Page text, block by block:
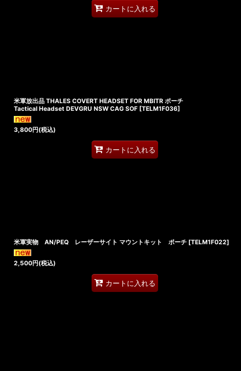
カートに入れる
米軍放出品 THALES COVERT HEADSET FOR MBITR ポーチ
Tactical Headset DEVGRU NSW CAG SOF [TELM1F036]
3,800円(税込)
カートに入れる
米軍実物 AN/PEQ レーザーサイト マウントキット ポーチ [TELM1F022]
2,500円(税込)
カートに入れる